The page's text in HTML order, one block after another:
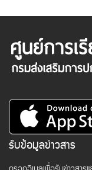
รับข้อมูลข่าวสาร